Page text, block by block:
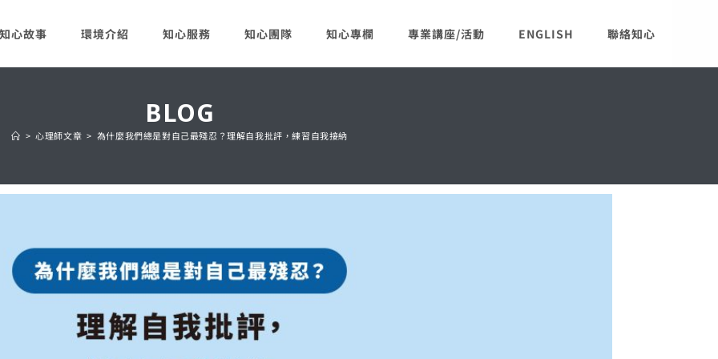
知心故事 環境介紹 知心服務 知心團隊 知心專欄 專業講座/活動 ENGLISH 聯絡知心
BLOG
> 心理師文章 > 為什麼我們總是對自己最殘忍？理解自我批評，練習自我接納